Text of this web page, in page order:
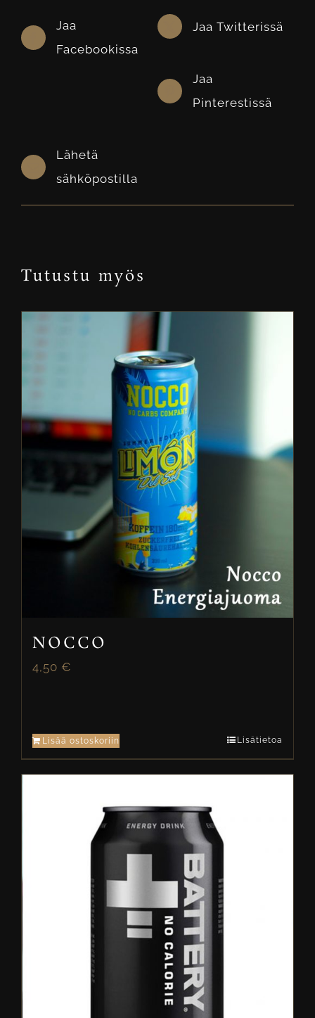
Jaa
Facebookissa
Jaa Twitterissä
Jaa
Pinterestissä
Lähetä
sähköpostilla
Tutustu myös
NOCCO
4,50 €
Lisää ostoskoriin Lisätietoa